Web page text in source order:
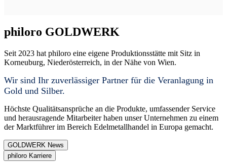
philoro GOLDWERK
Seit 2023 hat philoro eine eigene Produktionsstätte mit Sitz in
Korneuburg, Niederösterreich, in der Nähe von Wien.
Wir sind Ihr zuverlässiger Partner für die Veranlagung in
Gold und Silber.
Höchste Qualitätsansprüche an die Produkte, umfassender Service
und herausragende Mitarbeiter haben unser Unternehmen zu einem
der Marktführer im Bereich Edelmetallhandel in Europa gemacht.
GOLDWERK News
philoro Karriere